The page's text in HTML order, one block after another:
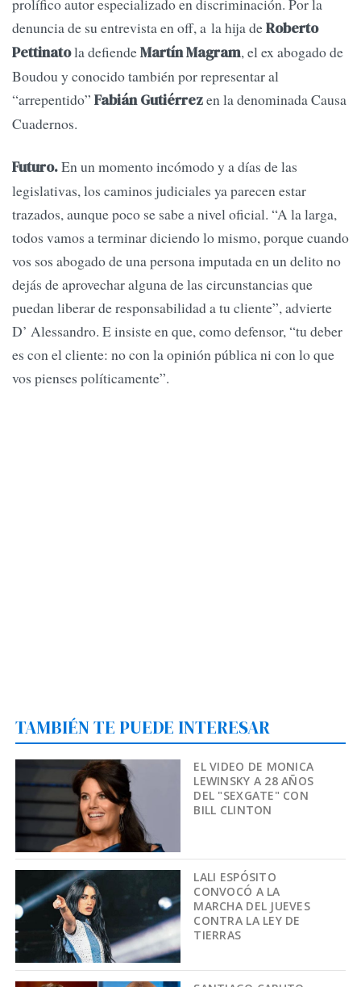
prolífico autor especializado en discriminación. Por la
denuncia de su entrevista en off, a la hija deRoberto
Pettinatola defiendeMartín Magram, el ex abogado de
Boudou y conocido también por representar al
“arrepentido” Fabián Gutiérrezen la denominada Causa
Cuadernos.
Futuro.En un momento incómodo y a días de las
legislativas, los caminos judiciales ya parecen estar
trazados, aunque poco se sabe a nivel oficial. “A la larga,
todos vamos a terminar diciendo lo mismo, porque cuando
vos sos abogado de una persona imputada en un delito no
dejás de aprovechar alguna de las circunstancias que
puedan liberar de responsabilidad a tu cliente”, advierte
D’ Alessandro. E insiste en que, como defensor, “tu deber
es con el cliente: no con la opinión pública ni con lo que
vos pienses políticamente”.
TAMBIÉN TE PUEDE INTERESAR
EL VIDEO DE MONICA
LEWINSKY A 28 AÑOS
DEL "SEXGATE" CON
BILL CLINTON
LALI ESPÓSITO
CONVOCÓ A LA
MARCHA DEL JUEVES
CONTRA LA LEY DE
TIERRAS